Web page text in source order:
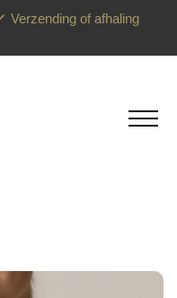
Verzending of afhaling